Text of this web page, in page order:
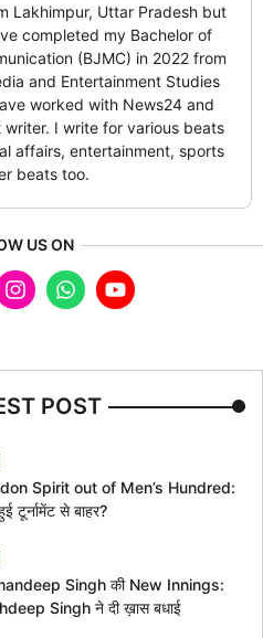
Lakhimpur, Uttar Pradesh but
completed my Bachelor of
(BJMC) in 2022 from
and Entertainment Studies
worked with News24 and
I write for various beats
affairs, entertainment, sports
beats too.
US ON
POST
Spirit out of Men’s Hundred:
टूर्नामेंट से बाहर?
Singh की New Innings:
Singh ने दी ख़ास बधाई